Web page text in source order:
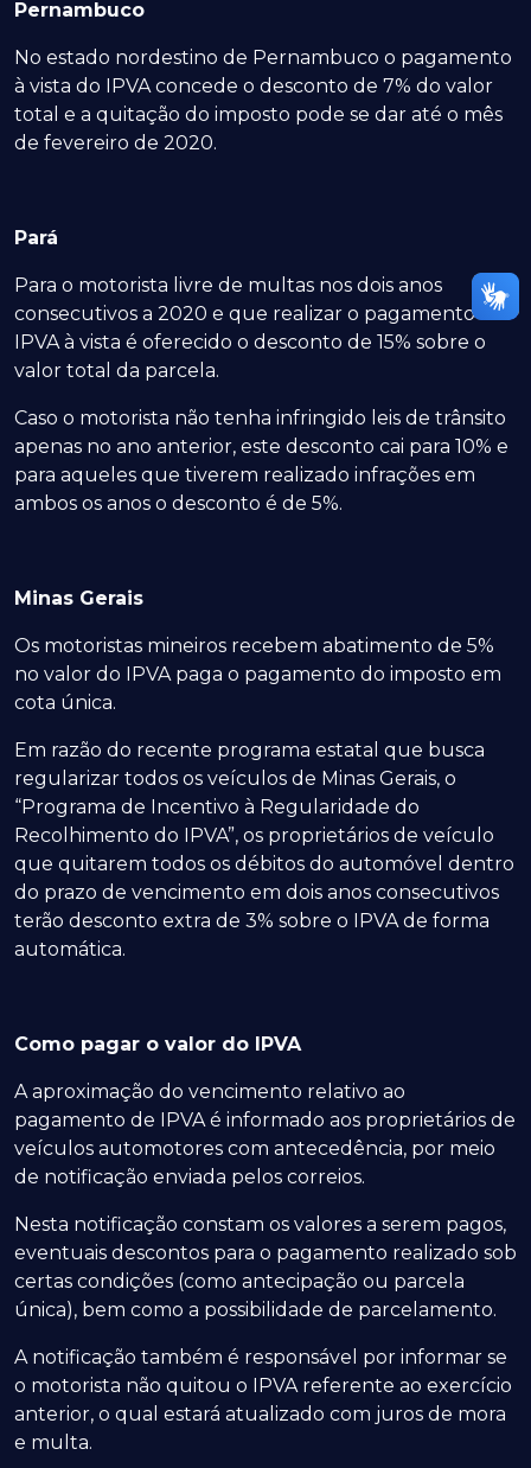
Pernambuco
No estado nordestino de Pernambuco o pagamento
à vista do IPVA concede o desconto de 7% do valor
total e a quitação do imposto pode se dar até o mês
de fevereiro de 2020.
Pará
Para o motorista livre de multas nos dois anos
consecutivos a 2020 e que realizar o pagamento do
IPVA à vista é oferecido o desconto de 15% sobre o
valor total da parcela.
Caso o motorista não tenha infringido leis de trânsito
apenas no ano anterior, este desconto cai para 10% e
para aqueles que tiverem realizado infrações em
ambos os anos o desconto é de 5%.
Minas Gerais
Os motoristas mineiros recebem abatimento de 5%
no valor do IPVA paga o pagamento do imposto em
cota única.
Em razão do recente programa estatal que busca
regularizar todos os veículos de Minas Gerais, o
“Programa de Incentivo à Regularidade do
Recolhimento do IPVA”, os proprietários de veículo
que quitarem todos os débitos do automóvel dentro
do prazo de vencimento em dois anos consecutivos
terão desconto extra de 3% sobre o IPVA de forma
automática.
Como pagar o valor do IPVA
A aproximação do vencimento relativo ao
pagamento de IPVA é informado aos proprietários de
veículos automotores com antecedência, por meio
de notificação enviada pelos correios.
Nesta notificação constam os valores a serem pagos,
eventuais descontos para o pagamento realizado sob
certas condições (como antecipação ou parcela
única), bem como a possibilidade de parcelamento.
A notificação também é responsável por informar se
o motorista não quitou o IPVA referente ao exercício
anterior, o qual estará atualizado com juros de mora
e multa.